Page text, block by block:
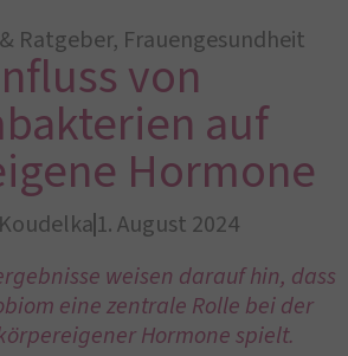
Ratgeber, Frauengesundheit
von
auf
Hormone
1. August 2024
weisen darauf hin, dass
eine zentrale Rolle bei der
Hormone spielt.